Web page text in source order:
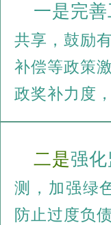
一是完善
共享，鼓励
补偿等政策
政奖补力度
二是强化
测，加强绿
防止过度负